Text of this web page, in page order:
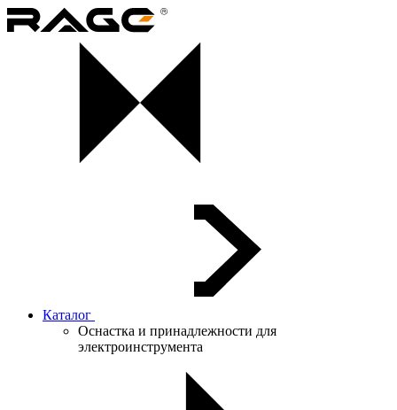
Каталог
Оснастка и принадлежности для
электроинструмента